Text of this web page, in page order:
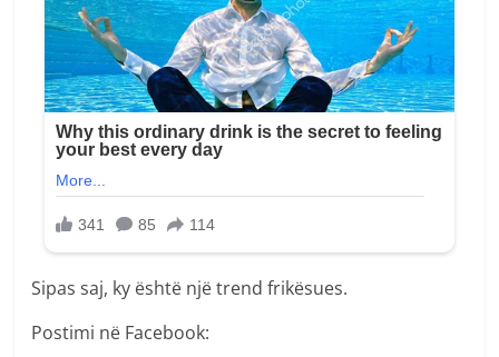
Sipas saj, ky është një trend frikësues.
Postimi në Facebook: